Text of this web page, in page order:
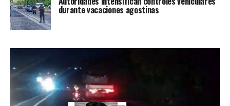
durante vacaciones agostinas